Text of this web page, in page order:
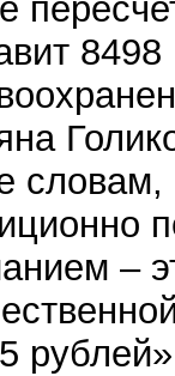
словам,
–